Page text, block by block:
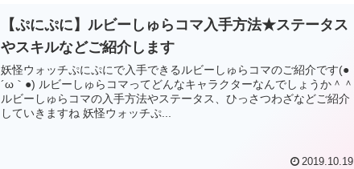
【ぷにぷに】ルビーしゅらコマ入手方法★ステータス
やスキルなどご紹介します
妖怪ウォッチぷにぷにで入手できるルビーしゅらコマのご紹介です(●
´ω｀●) ルビーしゅらコマってどんなキャラクターなんでしょうか＾＾
ルビーしゅらコマの入手方法やステータス、ひっさつわざなどご紹介
していきますね 妖怪ウォッチぷ...
2019.10.19